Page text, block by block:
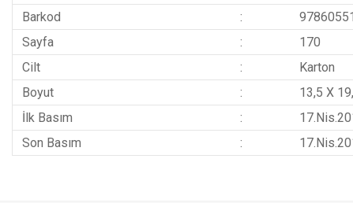
Barkod
:
Sayfa
:
170
Cilt
:
Karton
Boyut
:
13,5 X
İlk Basım
:
Son Basım
: